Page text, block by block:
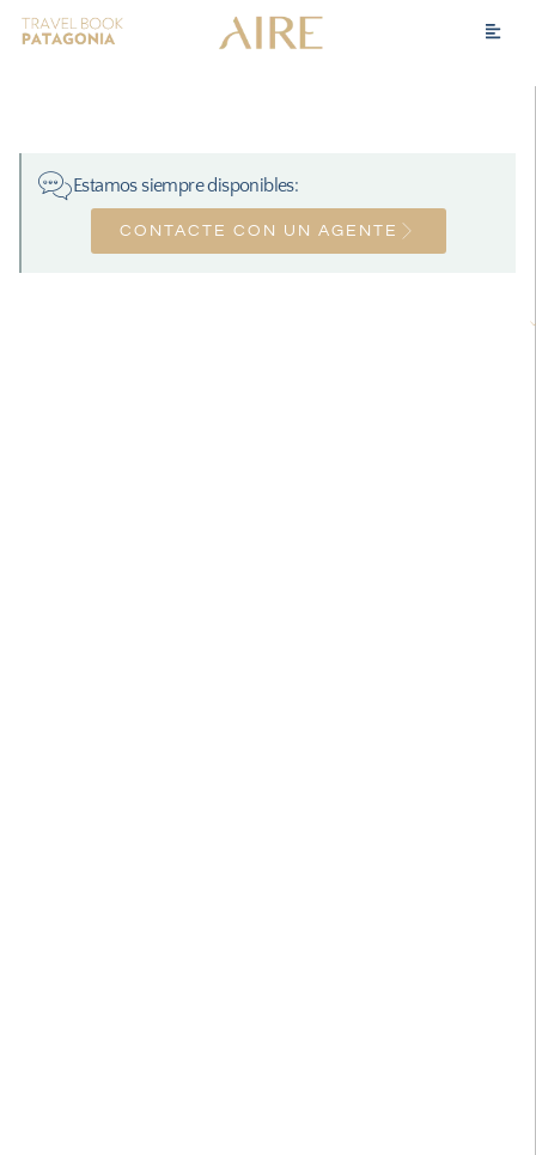
Estamos siempre disponibles:
CONTACTE CON UN AGENTE